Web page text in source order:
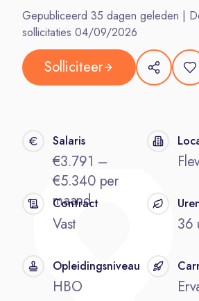
Gepubliceerd 35 dagen geleden |
sollicitaties 04/09/2026
Solliciteer
Salaris
€3.791 –
€5.340 per
maand
Contract
Vast 36
Opleidingsniveau
HBO